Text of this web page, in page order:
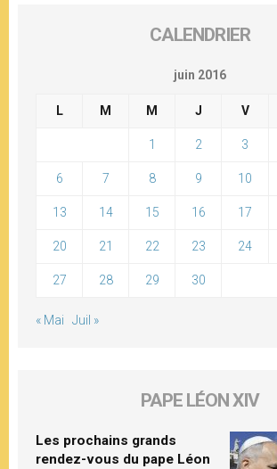
CALENDRIER
juin 2016
L M M J V
1 2 3
6 7 8 9 10
13 14 15 16 17
20 21 22 23 24
27 28 29 30
« Mai Juil »
PAPE LÉON XIV
Les prochains grands
rendez-vous du pape Léon